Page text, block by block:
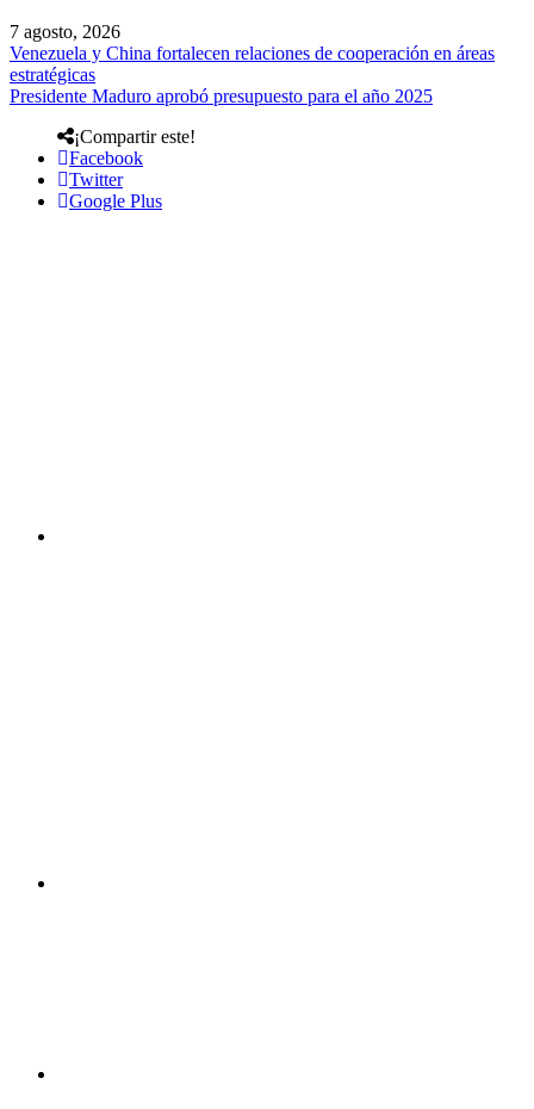
7 agosto, 2026
Venezuela y China fortalecen relaciones de cooperación en áreas
estratégicas
Presidente Maduro aprobó presupuesto para el año 2025
¡Compartir este!
Facebook
Twitter
Google Plus